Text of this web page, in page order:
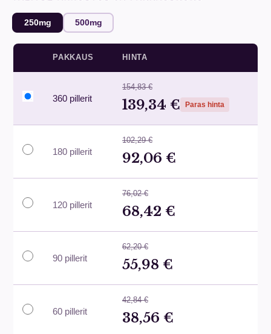
250mg 500mg
PAKKAUS HINTA
360 pillerit
154,83 €
139,34 € Paras hinta
180 pillerit
102,29 €
92,06 €
120 pillerit
76,02 €
68,42 €
90 pillerit
62,20 €
55,98 €
60 pillerit
42,84 €
38,56 €